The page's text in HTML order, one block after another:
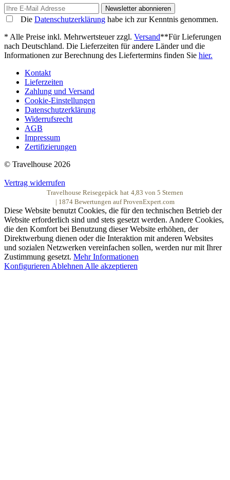
Newsletter abonnieren
Die Datenschutzerklärung habe ich zur Kenntnis genommen.
* Alle Preise inkl. Mehrwertsteuer zzgl. Versand**Für Lieferungen
nach Deutschland. Die Lieferzeiten für andere Länder und die
Informationen zur Berechnung des Liefertermins finden Sie hier.
Kontakt
Lieferzeiten
Zahlung und Versand
Cookie-Einstellungen
Datenschutzerklärung
Widerrufsrecht
AGB
Impressum
Zertifizierungen
© Travelhouse 2026
Vertrag widerrufen
Travelhouse Reisegepäck hat 4,83 von 5 Sternen
1874 Bewertungen auf ProvenExpert.com
Diese Website benutzt Cookies, die für den technischen Betrieb der
Website erforderlich sind und stets gesetzt werden. Andere Cookies,
die den Komfort bei Benutzung dieser Website erhöhen, der
Direktwerbung dienen oder die Interaktion mit anderen Websites
und sozialen Netzwerken vereinfachen sollen, werden nur mit Ihrer
Zustimmung gesetzt. Mehr Informationen
Konfigurieren Ablehnen Alle akzeptieren